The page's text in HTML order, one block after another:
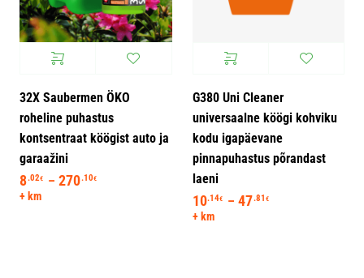
32X Saubermen ÖKO
roheline puhastus
kontsentraat köögist auto ja
garaažini
8.02€ – 270.10€ Hinnavahemik: 8.02€ kuni 270.10€
+ km
G380 Uni Cleaner
universaalne köögi kohviku
kodu igapäevane
pinnapuhastus põrandast
laeni
10.14€ – 47.81€
+ km